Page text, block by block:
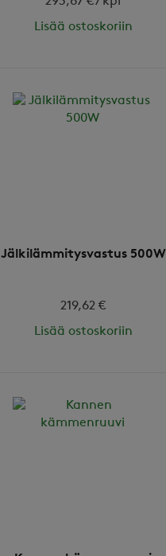
Lisää ostoskoriin
Jälkilämmitysvastus 500W
219,62 €
Lisää ostoskoriin